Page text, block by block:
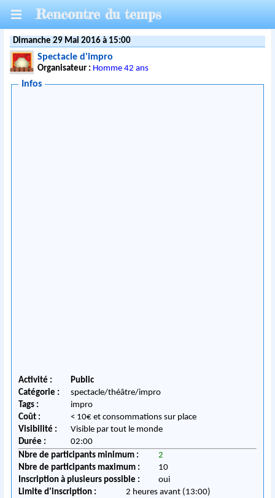
Rencontre du temps
Dimanche 29 Mai 2016 à 15:00
Spectacle d'impro
Organisateur : Homme 42 ans
Infos
Activité :
Public
Catégorie :
spectacle/théâtre/impro
Tags :
impro
Coût :
< 10€ et consommations sur place
Visibilité :
Visible par tout le monde
Durée :
02:00
Nbre de participants minimum :
2
Nbre de participants maximum :
10
Inscription à plusieurs possible :
oui
Limite d'inscription :
2 heures avant (13:00)